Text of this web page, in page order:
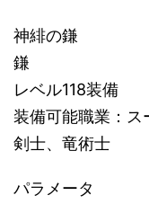
神緋の鎌
鎌
レベル118装備
装備可能職業：
剣士、竜術士
パラメータ